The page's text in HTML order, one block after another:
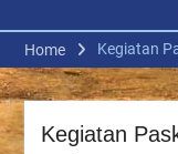
Home Kegiatan
Kegiatan